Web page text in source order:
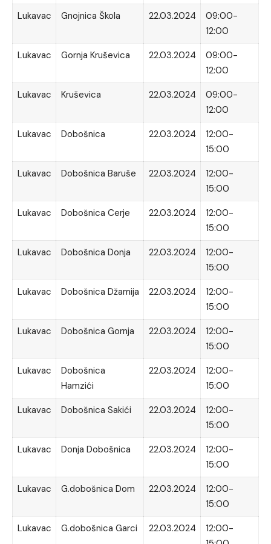
Lukavac
Gnojnica Škola 22.03.2024
09:00-
12:00
Lukavac
Gornja Kruševica 22.03.2024
09:00-
12:00
Lukavac
Kruševica 22.03.2024
09:00-
12:00
Lukavac
Dobošnica 22.03.2024
12:00-
15:00
Lukavac
Dobošnica Baruše 22.03.2024
12:00-
15:00
Lukavac
Dobošnica Cerje 22.03.2024
12:00-
15:00
Lukavac
Dobošnica Donja 22.03.2024
12:00-
15:00
Lukavac
Dobošnica Džamija 22.03.2024
12:00-
15:00
Lukavac
Dobošnica Gornja 22.03.2024
12:00-
15:00
Lukavac
Dobošnica
Hamzići
22.03.2024
12:00-
15:00
Lukavac
Dobošnica Sakići 22.03.2024
12:00-
15:00
Lukavac
Donja Dobošnica 22.03.2024
12:00-
15:00
Lukavac
G.dobošnica Dom 22.03.2024
12:00-
15:00
Lukavac
G.dobošnica Garci 22.03.2024
12:00-